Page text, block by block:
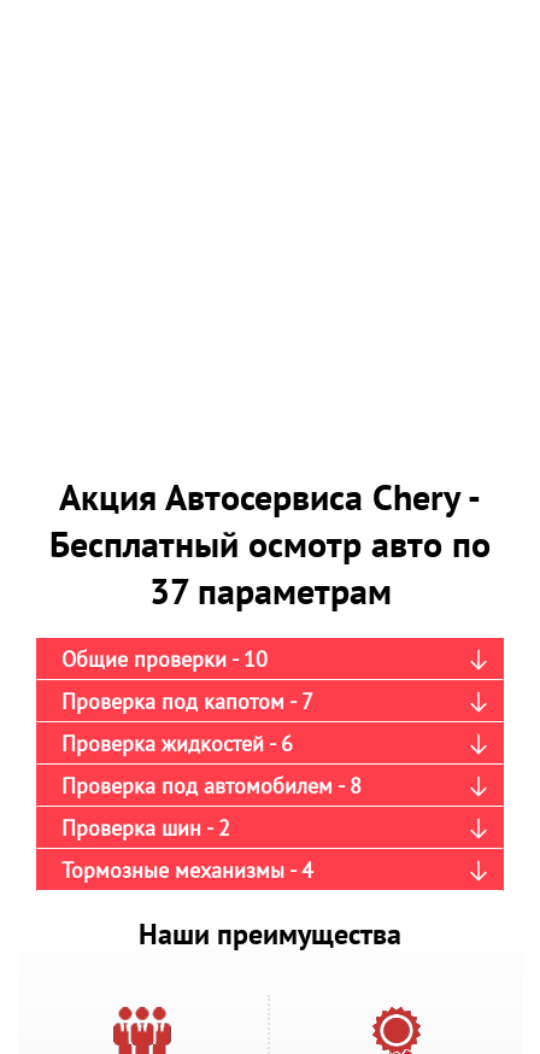
Акция Автосервиса Chery -
Бесплатный осмотр авто по
37 параметрам
Общие проверки - 10
Проверка под капотом - 7
Проверка жидкостей - 6
Проверка под автомобилем - 8
Проверка шин - 2
Тормозные механизмы - 4
Наши преимущества